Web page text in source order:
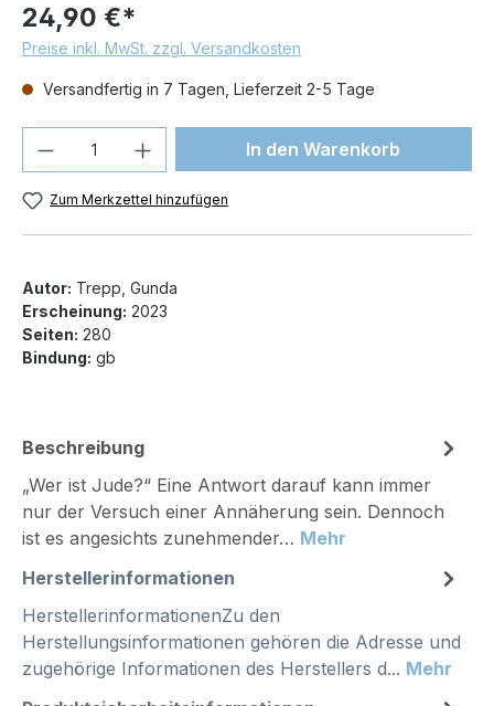
24,90 €*
Preise inkl. MwSt. zzgl. Versandkosten
Versandfertig in 7 Tagen, Lieferzeit 2-5 Tage
Produkt Anzahl: Gib denIn den Warenkorb
Zum Merkzettel hinzufügen
Autor: Trepp, Gunda
Erscheinung: 2023
Seiten: 280
Bindung: gb
Beschreibung
„Wer ist Jude?“ Eine Antwort darauf kann immer
nur der Versuch einer Annäherung sein. Dennoch
ist es angesichts zunehmender… Mehr
Herstellerinformationen
HerstellerinformationenZu den
Herstellungsinformationen gehören die Adresse und
zugehörige Informationen des Herstellers d... Mehr